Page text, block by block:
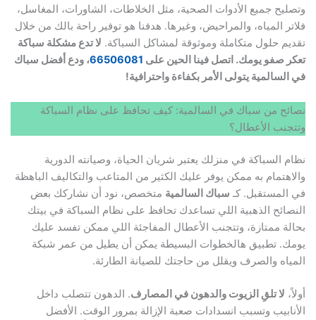
وتصليح جميع الأدوات الصحية، مثل الخلاطات، الشاورات، المغاسل،
فلاتر المياه، والمراحيض، وغيرها. هدفنا هو توفير راحة بالك من خلال
تقديم حلول متكاملة وموثوقة لمشاكل السباكة. لا تدع مشكلة سباكة
تعكر صفو يومك. اتصل فينا الحين على 66506081، ودع أفضل سباك
في السالمية يتولى الأمر بكفاءة واحترافية!
نصائح من سباك في السالمية: كيف تحافظ على نظام السباكة
وتتجنب الأعطال؟
نظام السباكة في منزلك يعتبر شريان الحياة، وصيانته الدورية
والاهتمام به ممكن يوفر عليك الكثير من المتاعب والتكاليف الباهظة
في المستقبل. كـ سباك السالمية متخصص، نود أن نشاركك بعض
النصائح الذهبية اللي تساعدك تحافظ على نظام السباكة في بيتك
بحالة ممتازة، وتتجنب الأعطال المفاجئة اللي ممكن تفسد عليك
يومك. تطبيق هالخطوات البسيطة يمكن أن يطيل من عمر شبكة
المياه والصرف ويقلل من حاجتك للصيانة الطارئة.
أولاً، لا تلقِ الزيوت والدهون في المصارف. الدهون تتصلب داخل
الأنابيب وتسبب انسدادات صعبة الإزالة بمرور الوقت. الأفضل